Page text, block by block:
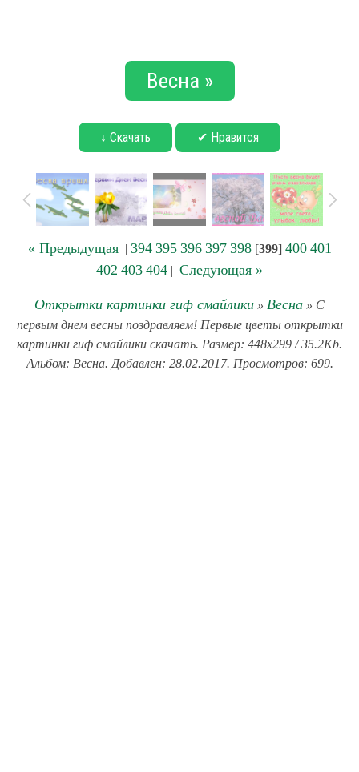
Весна »
↓ Скачать ✔ Нравится
« Предыдущая| 394 395 396 397 398[399] 400 401
402 403 404 | Следующая »
Открытки картинки гиф смайлики » Весна » С
первым днем весны поздравляем! Первые цветы открытки
картинки гиф смайлики скачать. Размер: 448x299 / 35.2Kb.
Альбом: Весна. Добавлен: 28.02.2017. Просмотров: 699.